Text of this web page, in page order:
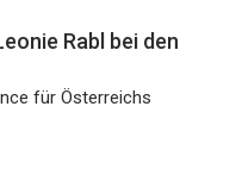
Rabl bei den
für Österreichs